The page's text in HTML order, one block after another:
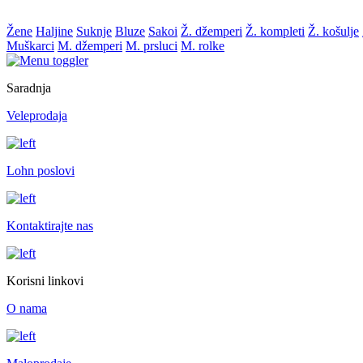
Žene Haljine Suknje Bluze Sakoi Ž. džemperi Ž. kompleti Ž. košulje
Muškarci M. džemperi M. prsluci M. rolke
Saradnja
Veleprodaja
Lohn poslovi
Kontaktirajte nas
Korisni linkovi
O nama